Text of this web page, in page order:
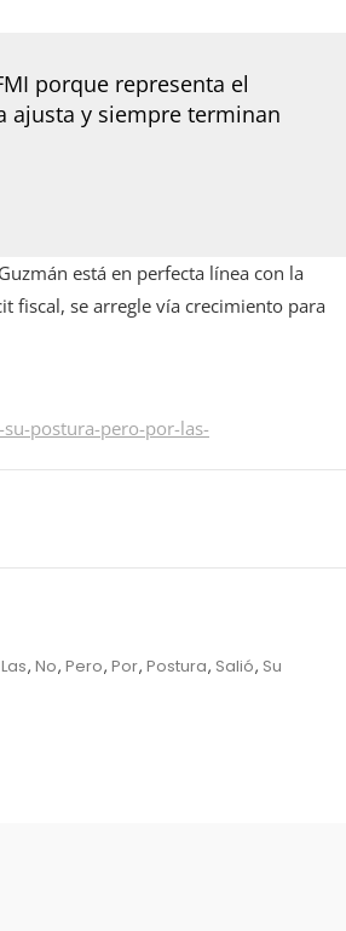
porque representa el
ajusta y siempre terminan
está en perfecta línea con la
fiscal, se arregle vía crecimiento para
postura-pero-por-las-
Las, No, Pero, Por, Postura, Salió, Su